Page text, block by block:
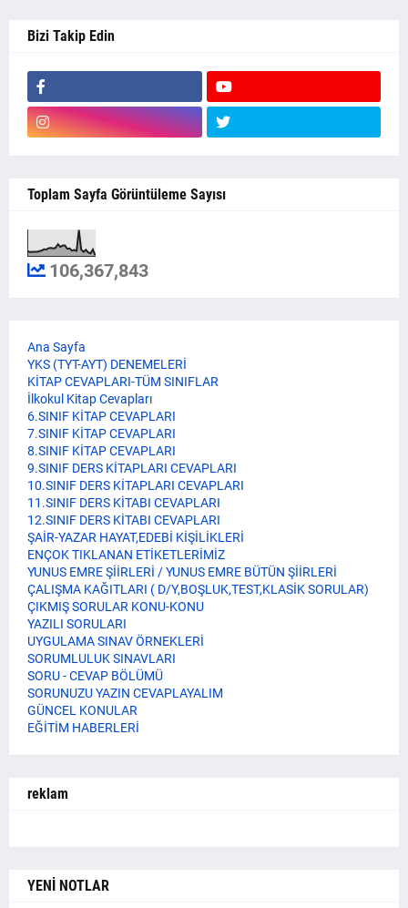
Bizi Takip Edin
Toplam Sayfa Görüntüleme Sayısı
106,367,843
Ana Sayfa
YKS (TYT-AYT) DENEMELERİ
KİTAP CEVAPLARI-TÜM SINIFLAR
İlkokul Kitap Cevapları
6.SINIF KİTAP CEVAPLARI
7.SINIF KİTAP CEVAPLARI
8.SINIF KİTAP CEVAPLARI
9.SINIF DERS KİTAPLARI CEVAPLARI
10.SINIF DERS KİTAPLARI CEVAPLARI
11.SINIF DERS KİTABI CEVAPLARI
12.SINIF DERS KİTABI CEVAPLARI
ŞAİR-YAZAR HAYAT,EDEBİ KİŞİLİKLERİ
ENÇOK TIKLANAN ETİKETLERİMİZ
YUNUS EMRE ŞİİRLERİ / YUNUS EMRE BÜTÜN ŞİİRLERİ
ÇALIŞMA KAĞITLARI ( D/Y,BOŞLUK,TEST,KLASİK SORULAR)
ÇIKMIŞ SORULAR KONU-KONU
YAZILI SORULARI
UYGULAMA SINAV ÖRNEKLERİ
SORUMLULUK SINAVLARI
SORU - CEVAP BÖLÜMÜ
SORUNUZU YAZIN CEVAPLAYALIM
GÜNCEL KONULAR
EĞİTİM HABERLERİ
reklam
YENİ NOTLAR